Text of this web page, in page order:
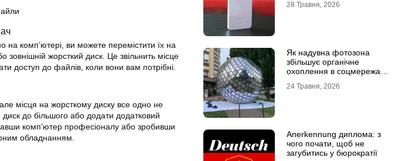
на комп’ютері, ви можете перемістити їх на
жорсткий диск. Це звільнить місце
доступ до файлів, коли вони вам потрібні.
місця на жорсткому диску все одно не
до більшого або додати додатковий
комп’ютер професіоналу або зробивши
обладнанням.
28 Травня, 2026
Як надувна фотозона
збільшує органічне
охоплення в соцмережах:
контенту
24 Травня, 2026
Anerkennung диплома: з
чого почати, щоб не
загубитись у бюрократії